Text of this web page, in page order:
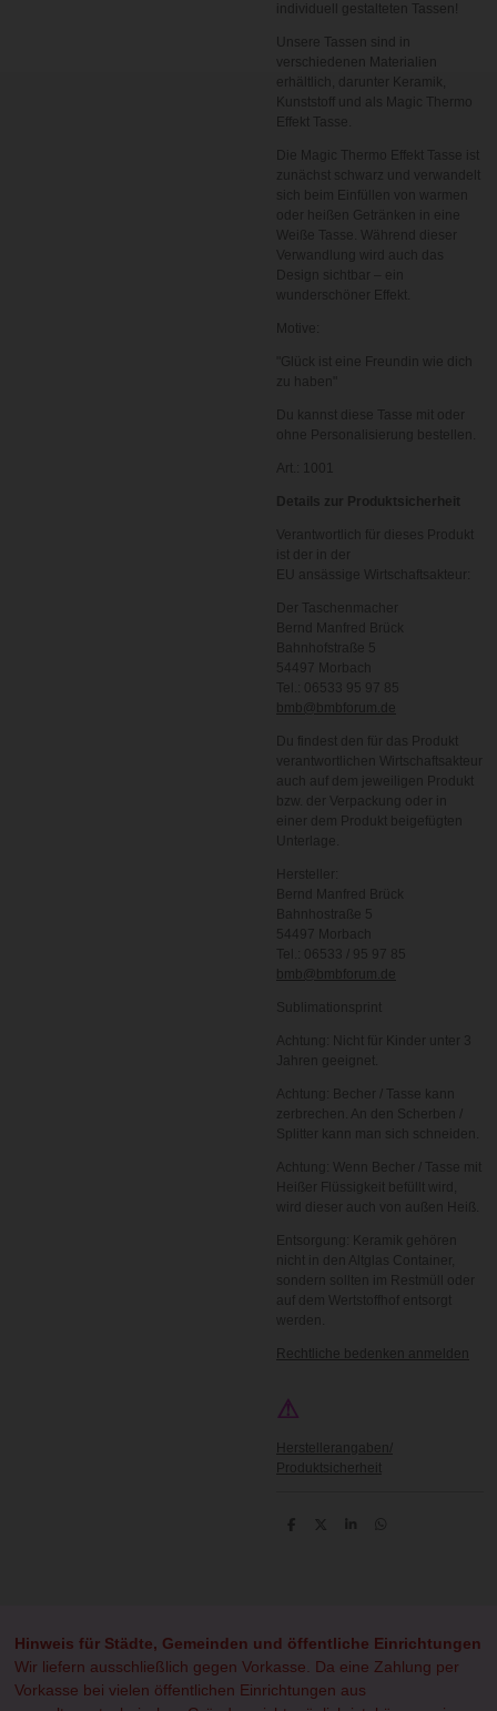
individuell gestalteten Tassen!
Unsere Tassen sind in
verschiedenen Materialien
erhältlich, darunter Keramik,
Kunststoff und als Magic Thermo
Effekt Tasse.
Die Magic Thermo Effekt Tasse ist
zunächst schwarz und verwandelt
sich beim Einfüllen von warmen
oder heißen Getränken in eine
Weiße Tasse. Während dieser
Verwandlung wird auch das
Design sichtbar – ein
wunderschöner Effekt.
Motive:
"Glück ist eine Freundin wie dich
zu haben"
Du kannst diese Tasse mit oder
ohne Personalisierung bestellen.
Details zur Produktsicherheit
Verantwortlich für dieses Produkt
ist der in der
EU ansässige Wirtschaftsakteur:
Der Taschenmacher
Bernd Manfred Brück
Bahnhofstraße 5
54497 Morbach
Tel.: 06533 95 97 85
bmb@bmbforum.de
Du findest den für das Produkt
verantwortlichen Wirtschaftsakteur
auch auf dem jeweiligen Produkt
bzw. der Verpackung oder in
einer dem Produkt beigefügten
Unterlage.
Hersteller:
Bernd Manfred Brück
Bahnhostraße 5
54497 Morbach
Tel.: 06533 / 95 97 85
bmb@bmbforum.de
Sublimationsprint
Achtung: Nicht für Kinder unter 3
Jahren geeignet.
Achtung: Becher / Tasse kann
zerbrechen. An den Scherben /
Splitter kann man sich schneiden.
Achtung: Wenn Becher / Tasse mit
Heißer Flüssigkeit befüllt wird,
wird dieser auch von außen Heiß.
Entsorgung: Keramik gehören
nicht in den Altglas Container,
sondern sollten im Restmüll oder
auf dem Wertstoffhof entsorgt
werden.
Rechtliche bedenken anmelden
⚠
Herstellerangaben/
Produktsicherheit
T
T
T
Hinweis für Städte, Gemeinden und öffentliche Einrichtungen
Wir liefern ausschließlich gegen Vorkasse. Da eine Zahlung per
Vorkasse bei vielen öffentlichen Einrichtungen aus